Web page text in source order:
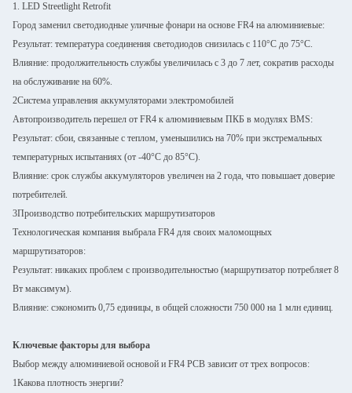
1. LED Streetlight Retrofit
Город заменил светодиодные уличные фонари на основе FR4 на алюминиевые:
Результат: температура соединения светодиодов снизилась с 110°C до 75°C.
Влияние: продолжительность службы увеличилась с 3 до 7 лет, сократив расходы
на обслуживание на 60%.
2Система управления аккумуляторами электромобилей
Автопроизводитель перешел от FR4 к алюминиевым ПКБ в модулях BMS:
Результат: сбои, связанные с теплом, уменьшились на 70% при экстремальных
температурных испытаниях (от -40°C до 85°C).
Влияние: срок службы аккумуляторов увеличен на 2 года, что повышает доверие
потребителей.
3Производство потребительских маршрутизаторов
Технологическая компания выбрала FR4 для своих маломощных
маршрутизаторов:
Результат: никаких проблем с производительностью (маршрутизатор потребляет 8
Вт максимум).
Влияние: сэкономить 0,75 единицы, в общей сложности 750 000 на 1 млн единиц.
Ключевые факторы для выбора
Выбор между алюминиевой основой и FR4 PCB зависит от трех вопросов:
1Какова плотность энергии?